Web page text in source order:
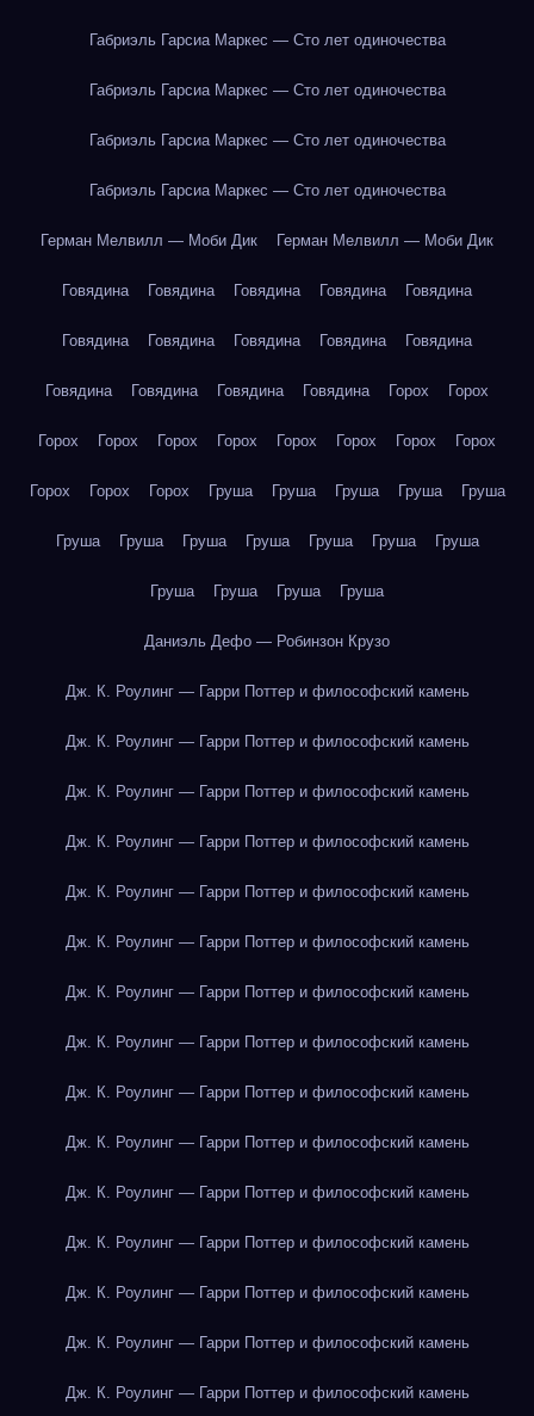
Габриэль Гарсиа Маркес — Сто лет одиночества
Габриэль Гарсиа Маркес — Сто лет одиночества
Габриэль Гарсиа Маркес — Сто лет одиночества
Габриэль Гарсиа Маркес — Сто лет одиночества
Герман Мелвилл — Моби Дик Герман Мелвилл — Моби Дик
Говядина Говядина Говядина Говядина Говядина
Говядина Говядина Говядина Говядина Говядина
Говядина Говядина Говядина Говядина Горох Горох
Горох Горох Горох Горох Горох Горох Горох Горох
Горох Горох Горох Груша Груша Груша Груша Груша
Груша Груша Груша Груша Груша Груша Груша
Груша Груша Груша Груша
Даниэль Дефо — Робинзон Крузо
Дж. К. Роулинг — Гарри Поттер и философский камень
Дж. К. Роулинг — Гарри Поттер и философский камень
Дж. К. Роулинг — Гарри Поттер и философский камень
Дж. К. Роулинг — Гарри Поттер и философский камень
Дж. К. Роулинг — Гарри Поттер и философский камень
Дж. К. Роулинг — Гарри Поттер и философский камень
Дж. К. Роулинг — Гарри Поттер и философский камень
Дж. К. Роулинг — Гарри Поттер и философский камень
Дж. К. Роулинг — Гарри Поттер и философский камень
Дж. К. Роулинг — Гарри Поттер и философский камень
Дж. К. Роулинг — Гарри Поттер и философский камень
Дж. К. Роулинг — Гарри Поттер и философский камень
Дж. К. Роулинг — Гарри Поттер и философский камень
Дж. К. Роулинг — Гарри Поттер и философский камень
Дж. К. Роулинг — Гарри Поттер и философский камень